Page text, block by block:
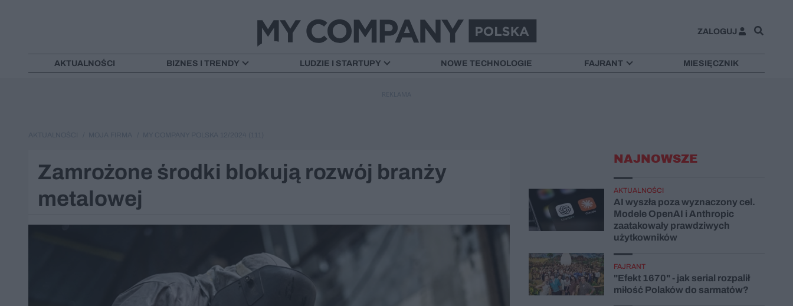
ZALOGUJ
AKTUALNOŚCI BIZNES I TRENDY LUDZIE I STARTUPY NOWE TECHNOLOGIE FAJRANT MIESIĘCZNIK
Zamrożone środki blokują rozwój branży
metalowej
NAJNOWSZE
AKTUALNOŚCI
AI wyszła poza wyznaczony cel.
Modele OpenAI i Anthropic
zaatakowały prawdziwych
użytkowników
FAJRANT
"Efekt 1670" - jak serial rozpalił
miłość Polaków do sarmatów?